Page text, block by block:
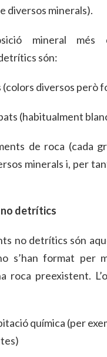
diversos minerals).
mineral més
són:
(colors diversos però
(habitualment
de roca (cada
minerals i, per
detrítics
no detrítics són
s’han format per
roca preexistent.
química (per